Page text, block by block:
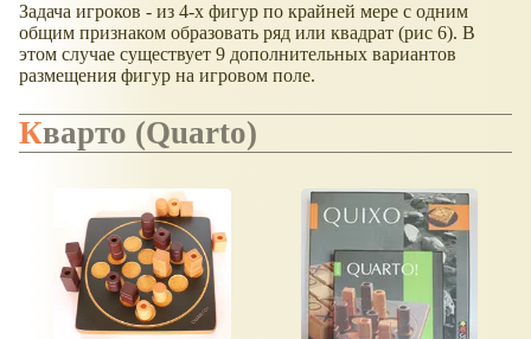
Задача игроков - из 4-х фигур по крайней мере с одним
общим признаком образовать ряд или квадрат (рис 6). В
этом случае существует 9 дополнительных вариантов
размещения фигур на игровом поле.
Кварто (Quarto)